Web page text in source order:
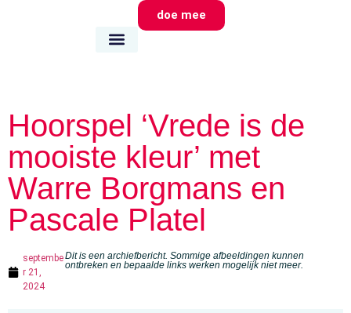
doe mee
Hoorspel ‘Vrede is de
mooiste kleur’ met
Warre Borgmans en
Pascale Platel
septembe
r 21,
2024
Dit is een archiefbericht. Sommige afbeeldingen kunnen
ontbreken en bepaalde links werken mogelijk niet meer.